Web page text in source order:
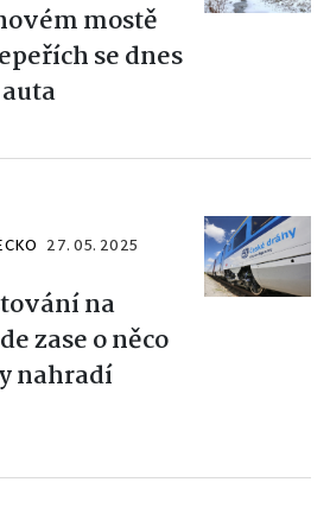
mostě
se dnes
27. 05. 2025
na
zase o něco
nahradí